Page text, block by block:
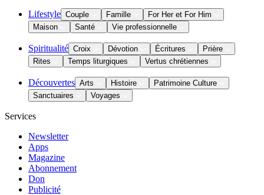
Lifestyle Couple Famille
For Her et For Him
Maison
Santé Vie professionnelle
Spiritualité Croix Dévotion Écritures
Prière
Rites
Temps liturgiques Vertus chrétiennes
Découvertes Arts Histoire
Patrimoine Culture
Sanctuaires
Voyages
Services
Newsletter
Apps
Magazine
Abonnement
Don
Publicité